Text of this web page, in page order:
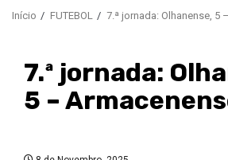
Início FUTEBOL 7.ª jornada: Olhanense, 5
7.ª jornada:
5 –